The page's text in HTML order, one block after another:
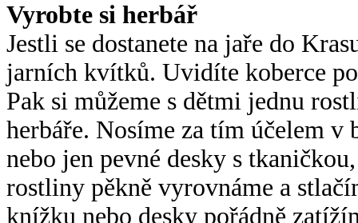
Vyrobte si herbář
Jestli se dostanete na jaře do
jarních kvítků. Uvidíte koberce
Pak si můžeme s dětmi jednu
herbáře. Nosíme za tím účelem
nebo jen pevné desky s
rostliny pěkně vyrovnáme a
knížku nebo desky pořádně